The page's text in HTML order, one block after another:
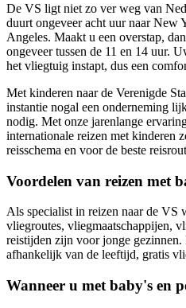
De VS ligt niet zo ver weg van
duurt ongeveer acht uur naar New
Angeles. Maakt u een overstap,
ongeveer tussen de 11 en 14 uur.
het vliegtuig instapt, dus een
Met kinderen naar de Verenigde
instantie nogal een onderneming
nodig. Met onze jarenlange
internationale reizen met kinderen
reisschema en voor de beste
Voordelen van reizen met
Als specialist in reizen naar de VS
vliegroutes, vliegmaatschappijen,
reistijden zijn voor jonge
afhankelijk van de leeftijd, gratis
Wanneer u met baby's en